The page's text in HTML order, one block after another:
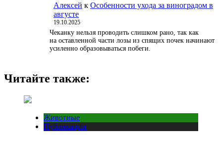
Алексей к Особенности ухода за виноградом в
августе
19.10.2025
Чеканку нельзя проводить слишком рано, так как
на оставленной части лозы из спящих почек начинают
усиленно образовываться побеги.
Читайте также:
Животные
Публикации